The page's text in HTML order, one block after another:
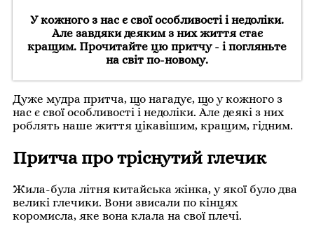
У кожного з нас є свої особливості і недоліки.
Але завдяки деяким з них життя стає
кращим. Прочитайте цю притчу - і погляньте
на світ по-новому.
Дуже мудра притча, що нагадує, що у кожного з
нас є свої особливості і недоліки. Але деякі з них
роблять наше життя цікавішим, кращим, гідним.
Притча про тріснутий глечик
Жила-була літня китайська жінка, у якої було два
великі глечики. Вони звисали по кінцях
коромисла, яке вона клала на свої плечі.